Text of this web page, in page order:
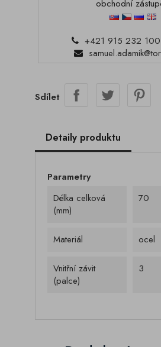
obchodní
+421 915 232 100
Sdílet
Detaily produktu
Parametry
Délka celková
(mm)
70
Materiál ocel
Vnitřní závit
(palce)
3